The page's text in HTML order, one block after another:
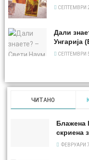
СЕПТЕМВРИ
Дали
Унгарија
СЕПТЕМВРИ
ЧИТАНО
Блажена
скриена
ФЕВРУАРИ